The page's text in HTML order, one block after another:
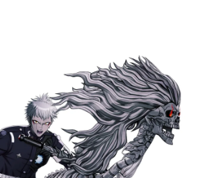
とは？